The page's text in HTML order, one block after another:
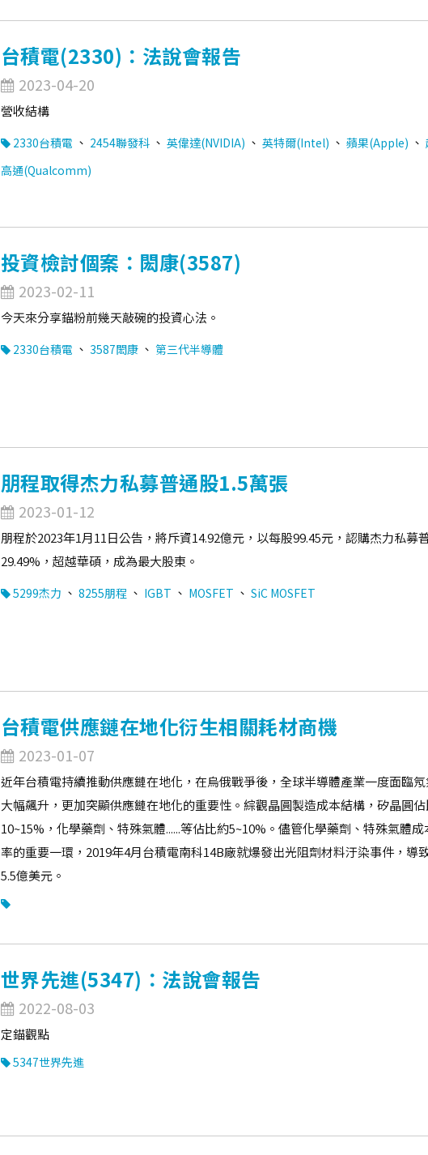
台積電(2330)：法說會報告
2023-04-20
營收結構
2330台積電 、 2454聯發科 、 英偉達(NVIDIA) 、 英特爾(Intel) 、 蘋果(Apple) 、
高通(Qualcomm)
投資檢討個案：閎康(3587)
2023-02-11
今天來分享錨粉前幾天敲碗的投資心法。
2330台積電 、 3587閎康 、 第三代半導體
朋程取得杰力私募普通股1.5萬張
2023-01-12
朋程於2023年1月11日公告，將斥資14.92億元，以每股99.45元，認購杰力私募
29.49%，超越華碩，成為最大股東。
5299杰力 、 8255朋程 、 IGBT 、 MOSFET 、 SiC MOSFET
台積電供應鏈在地化衍生相關耗材商機
2023-01-07
近年台積電持續推動供應鏈在地化，在烏俄戰爭後，全球半導體產業一度面臨
大幅飆升，更加突顯供應鏈在地化的重要性。綜觀晶圓製造成本結構，矽晶圓
10~15%，化學藥劑、特殊氣體......等佔比約5~10%。儘管化學藥劑、特殊氣體
率的重要一環，2019年4月台積電南科14B廠就爆發出光阻劑材料汙染事件，導
5.5億美元。
世界先進(5347)：法說會報告
2022-08-03
定錨觀點
5347世界先進